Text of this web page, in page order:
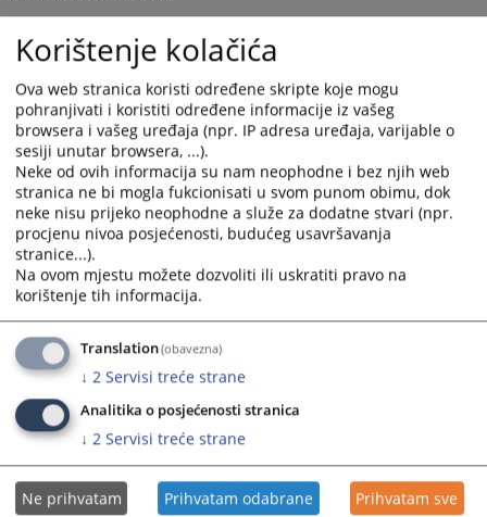
da ispunjava i druge uslove utvrđene zakonom, drugim propisima ili
aktom o unutrašnjoj organizaciji i sistematizaciji radnih mjesta u sudu.
Pored naprijed navedenih uslova, potrebno je da kandidat i spunjava i
posebne uslove:
- odgovarajuća školska sprema,
odgovarajuće radno islustvo u traženom stepenu obrazovanja i
položen pravosudni ili stručni ispit.
Sve molbe za prijem u radni odnos predaju se na pisarnici suda, ili
Okružni privredni sud Trebinje
Kralja Petra I Oslobodioca bb
89101 Trebinje
Republika Srpska
Sudije i stručni saradnici biraju se na način i u postupku propisanom
Korištenje kolačića
Ova web stranica koristi određene skripte koje mogu
pohranjivati i koristiti određene informacije iz vašeg
browsera i vašeg uređaja (npr. IP adresa uređaja, varijable o
sesiji unutar browsera, ...).
Neke od ovih informacija su nam neophodne i bez njih web
stranica ne bi mogla fukcionisati u svom punom obimu, dok
neke nisu prijeko neophodne a služe za dodatne stvari (npr.
procjenu nivoa posjećenosti, budućeg usavršavanja
stranice...).
Na ovom mjestu možete dozvoliti ili uskratiti pravo na
korištenje tih informacija.
Translation(obavezna)
↓ 2 Servisi treće strane
Analitika o posjećenosti stranica
↓ 2 Servisi treće strane
Ne prihvatam Prihvatam odabrane Prihvatam sve